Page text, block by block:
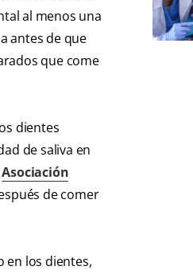
al menos una
antes de que
que come
dientes
de saliva en
Asociación
de comer
en los dientes,